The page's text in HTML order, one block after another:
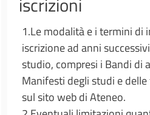
1.Le modalità e i termini di
iscrizione ad anni
studio, compresi i Bandi di
Manifesti degli studi e
sul sito web di Ateneo.